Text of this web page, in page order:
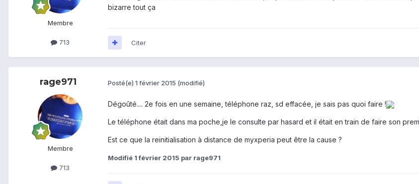
Membre
713
bizarre tout ça
Citer
rage971
Membre
713
Posté(e) 1 février 2015 (modifié)
Dégoûté.... 2e fois en une semaine, téléphone raz, sd effacée, je sais pas quoi faire !
Le téléphone était dans ma poche,je le consulte par hasard et il était en train de faire son
Est ce que la reinitialisation à distance de myxperia peut être la cause ?
Modifié 1 février 2015 par rage971